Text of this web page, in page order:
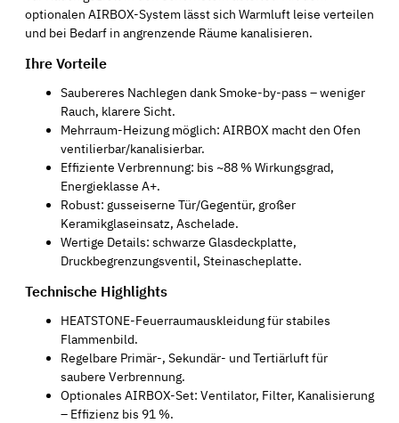
optionalen AIRBOX-System lässt sich Warmluft leise verteilen
und bei Bedarf in angrenzende Räume kanalisieren.
Ihre Vorteile
Saubereres Nachlegen dank Smoke-by-pass – weniger
Rauch, klarere Sicht.
Mehrraum-Heizung möglich: AIRBOX macht den Ofen
ventilierbar/kanalisierbar.
Effiziente Verbrennung: bis ~88 % Wirkungsgrad,
Energieklasse A+.
Robust: gusseiserne Tür/Gegentür, großer
Keramikglaseinsatz, Aschelade.
Wertige Details: schwarze Glasdeckplatte,
Druckbegrenzungsventil, Steinascheplatte.
Technische Highlights
HEATSTONE-Feuerraumauskleidung für stabiles
Flammenbild.
Regelbare Primär-, Sekundär- und Tertiärluft für
saubere Verbrennung.
Optionales AIRBOX-Set: Ventilator, Filter, Kanalisierung
– Effizienz bis 91 %.